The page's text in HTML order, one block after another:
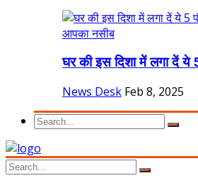
घर की इस दिशा में लगा दें ये
News Desk Feb 8, 2025